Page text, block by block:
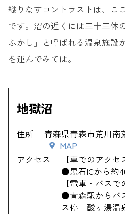
織りなすコントラストは、こ
です。沼の近くには三十三体
ふかし」と呼ばれる温泉施設
を運んでみては。
地獄沼
住所
青森県青森市荒川南
MAP
アクセス
【車でのアクセ
●黒石ICから約
【電車・バスで
●青森駅からバ
ス停「酸ヶ湯温